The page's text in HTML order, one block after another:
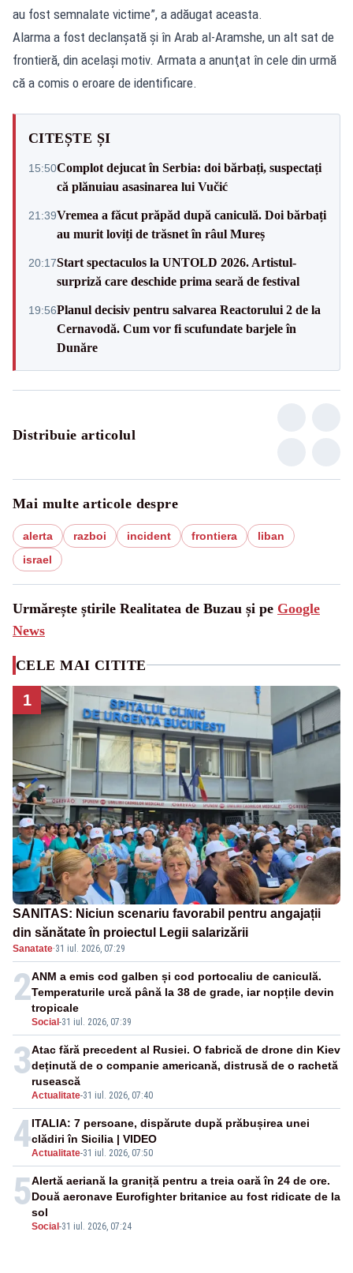
au fost semnalate victime”, a adăugat aceasta.
Alarma a fost declanşată şi în Arab al-Aramshe, un alt sat de
frontieră, din acelaşi motiv. Armata a anunţat în cele din urmă
că a comis o eroare de identificare.
CITEȘTE ȘI
15:50Complot dejucat în Serbia: doi bărbați, suspectați
că plănuiau asasinarea lui Vučić
21:39Vremea a făcut prăpăd după caniculă. Doi bărbați
au murit loviți de trăsnet în râul Mureș
20:17Start spectaculos la UNTOLD 2026. Artistul-
surpriză care deschide prima seară de festival
19:56Planul decisiv pentru salvarea Reactorului 2 de la
Cernavodă. Cum vor fi scufundate barjele în
Dunăre
Distribuie articolul
Mai multe articole despre
alerta razboi incident frontiera
liban
israel
Urmărește știrile Realitatea de Buzau și pe Google
News
CELE MAI CITITE
1
SANITAS: Niciun scenariu favorabil pentru angajații
din sănătate în proiectul Legii salarizării
Sanatate·31 iul. 2026, 07:29
2
Social -31 iul. 2026, 07:39
ANM a emis cod galben și cod portocaliu de caniculă.
Temperaturile urcă până la 38 de grade, iar nopțile devin
tropicale
3
Actualitate-31 iul. 2026, 07:40
Atac fără precedent al Rusiei. O fabrică de drone din Kiev
deținută de o companie americană, distrusă de o rachetă
rusească
4Actualitate-31 iul. 2026, 07:50
ITALIA: 7 persoane, dispărute după prăbușirea unei
clădiri în Sicilia | VIDEO
5
Social -31 iul. 2026, 07:24
Alertă aeriană la graniță pentru a treia oară în 24 de ore.
Două aeronave Eurofighter britanice au fost ridicate de la
sol